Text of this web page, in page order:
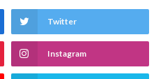
Twitter
Instagram